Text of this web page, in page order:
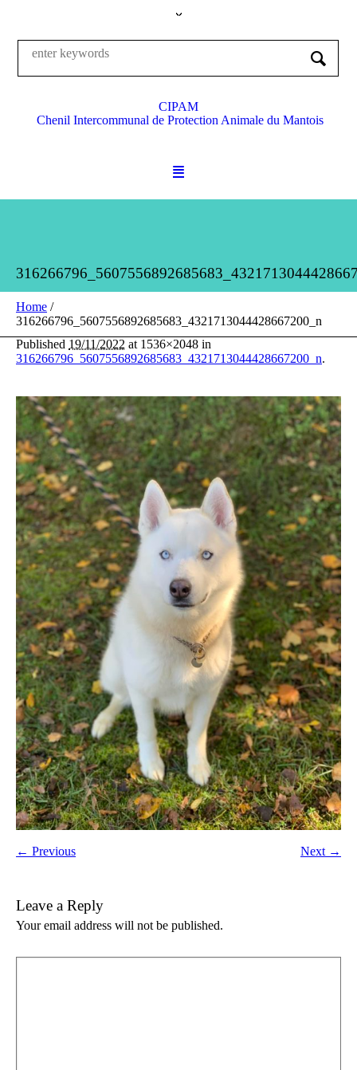
CIPAM
Chenil Intercommunal de Protection Animale du Mantois
Home /
316266796_5607556892685683_4321713044428667200_n
Published 19/11/2022 at 1536×2048 in
316266796_5607556892685683_4321713044428667200_n.
← Previous Next →
Leave a Reply
Your email address will not be published.